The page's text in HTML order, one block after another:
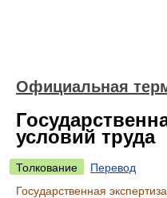
Официальная
условий труда
Толкование
Перевод
Государственная